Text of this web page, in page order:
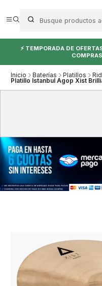
⚡ TEMPORADA DE
Inicio Baterías Platillos
Platillo Istanbul Agop Xist